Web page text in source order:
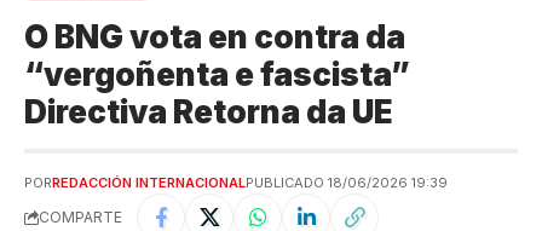
O BNG vota en contra da
“vergoñenta e fascista”
Directiva Retorna da UE
PORREDACCIÓN INTERNACIONALPUBLICADO 18/06/2026 19:39
COMPARTE